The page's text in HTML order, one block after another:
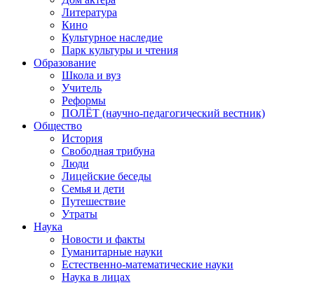
Литература
Кино
Культурное наследие
Парк культуры и чтения
Образование
Школа и вуз
Учитель
Реформы
ПОЛЁТ (научно-педагогический вестник)
Общество
История
Свободная трибуна
Люди
Лицейские беседы
Семья и дети
Путешествие
Утраты
Наука
Новости и факты
Гуманитарные науки
Естественно-математические науки
Наука в лицах